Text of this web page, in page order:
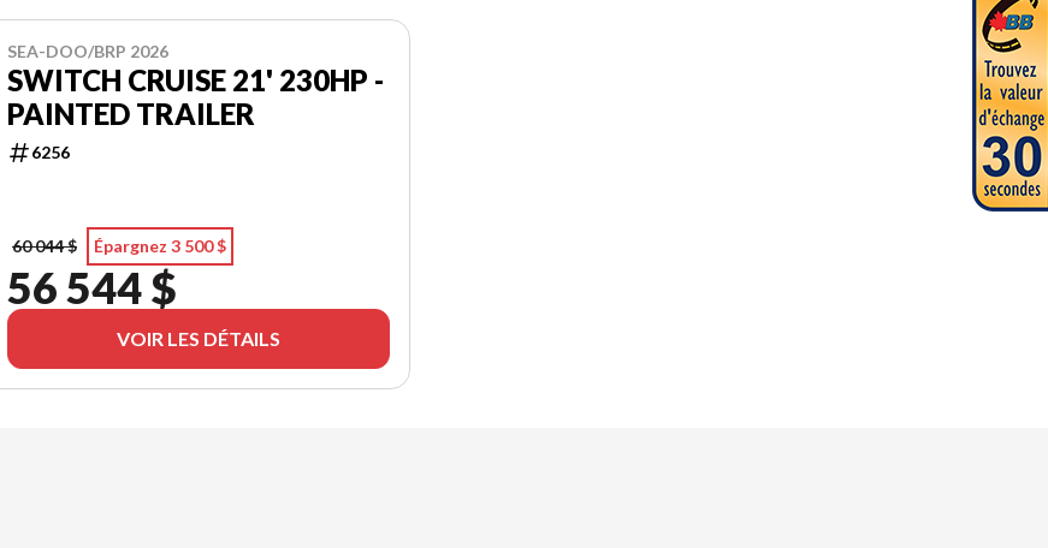
SEA-DOO/BRP 2026
SWITCH CRUISE 21' 230HP -
PAINTED TRAILER
6256
60 044 $ Épargnez 3 500 $
56 544 $
VOIR LES DÉTAILS